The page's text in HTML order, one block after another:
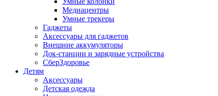
Медиацентры
Умные трекеры
Гаджеты
Аксессуары для гаджетов
Внешние аккумуляторы
Док-станции и зарядные устройства
СберЗдоровье
Детям
Аксессуары
Детская одежда